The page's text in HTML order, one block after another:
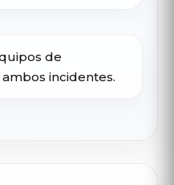
de
incidentes.